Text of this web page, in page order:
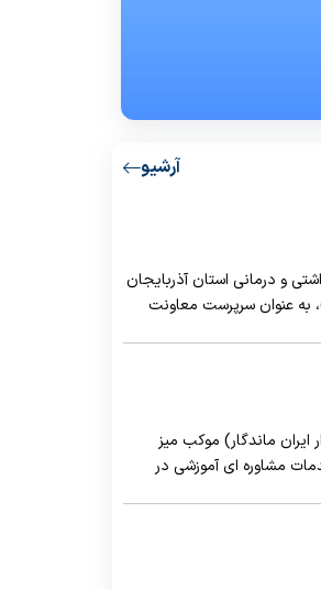
آرشیو
و درمانی استان آذربایجان
به عنوان سرپرست معاونت
ماندگار) موکب میز
مشاوره ای آموزشی در
جاری به دانشجویان